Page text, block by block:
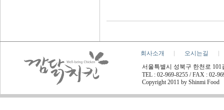
회사소개
오시는길
서울특별시 성북구 한천로 101
TEL : 02-969-8255 / FAX : 02-
Copyright 2011 by Shinmi Food